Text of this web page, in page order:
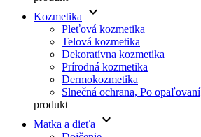
Kozmetika
keyboard_arrow_down
Pleťová kozmetika
Telová kozmetika
Dekoratívna kozmetika
Prírodná kozmetika
Dermokozmetika
Slnečná ochrana, Po opaľovaní
produkt
Matka a dieťa
keyboard_arrow_down